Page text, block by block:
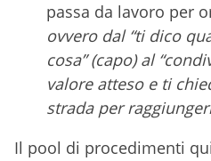
passa da lavoro per
ovvero dal “ti dico
cosa” (capo) al
valore atteso e ti
strada per
Il pool di procedimenti